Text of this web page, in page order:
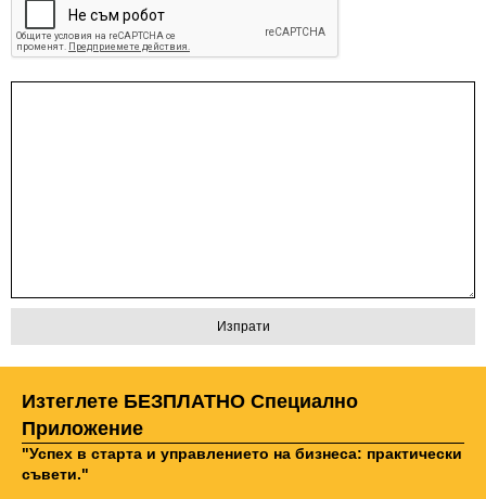
Изтеглете БЕЗПЛАТНО Специално
Приложение
"Успех в старта и управлението на бизнеса: практически
съвети."